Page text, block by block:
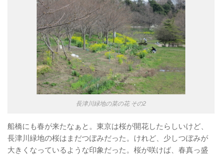
長津川緑地の菜の花 その2
船橋にも春が来たなぁと。東京は桜が開花したらしいけど、
長津川緑地の桜はまだつぼみだった。けれど、少しつぼみが
大きくなっているような印象だった。桜が咲けば、春真っ盛